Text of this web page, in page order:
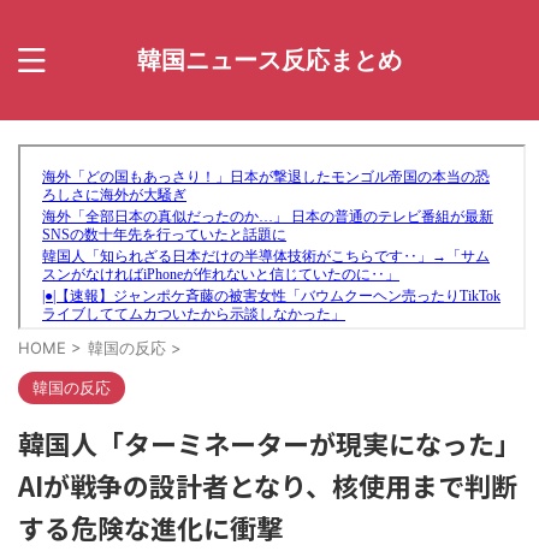
韓国ニュース反応まとめ
HOME > 韓国の反応 >
韓国の反応
韓国人「ターミネーターが現実になった」
AIが戦争の設計者となり、核使用まで判断
する危険な進化に衝撃